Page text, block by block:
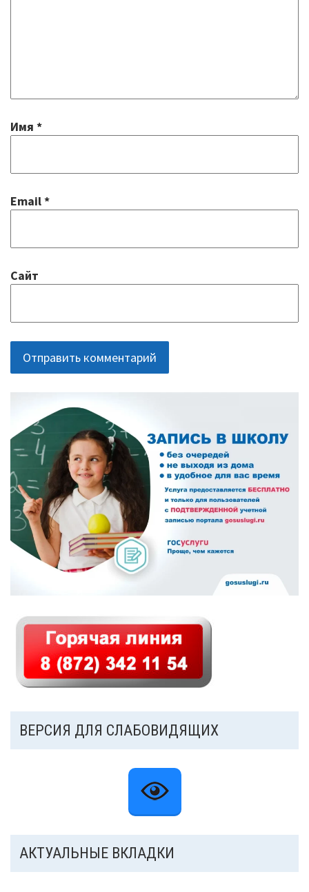
Имя *
Email*
Сайт
ОСНОВНАЯ
ПАНЕЛЬ
ВЕРСИЯ ДЛЯ СЛАБОВИДЯЩИХ
АКТУАЛЬНЫЕ ВКЛАДКИ